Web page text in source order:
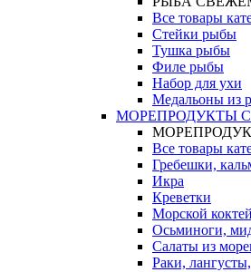
Все товары
Стейки рыбы
Тушка рыбы
Филе рыбы
Набор для ухи
Медальоны из
МОРЕПРОДУКТЫ
Все товары
Гребешки,
Икра
Креветки
Морской
Осьминоги,
Салаты из
Раки,